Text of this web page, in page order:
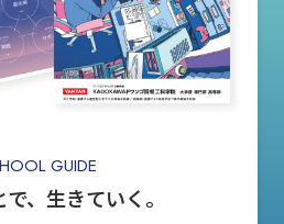
GUIDE
、生きていく。